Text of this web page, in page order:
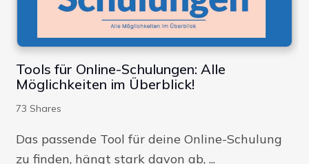
Tools für Online-Schulungen: Alle
Möglichkeiten im Überblick!
73 Shares
Das passende Tool für deine Online-Schulung
zu finden, hängt stark davon ab, ...